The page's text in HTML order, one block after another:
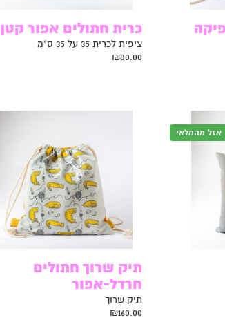
כרית חתולים אפור קטן
ציפית לכרית 35 על 35 ס"מ
₪80.00
אזל מהמלאי
תיק שרוך חתולים
חרדל-אפור
תיק שרוך
₪160.00